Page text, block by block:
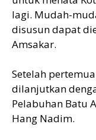
lagi. Mudah-
disusun dapat
Amsakar.
Setelah
dilanjutkan
Pelabuhan Batu
Hang Nadim.